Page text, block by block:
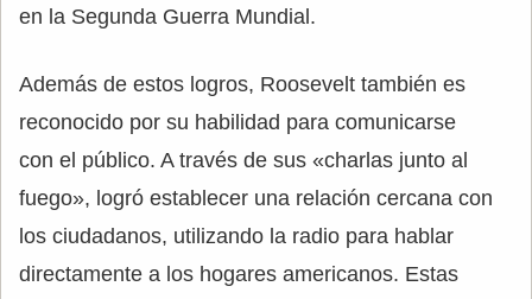
en la Segunda Guerra Mundial.
Además de estos logros, Roosevelt también es
reconocido por su habilidad para comunicarse
con el público. A través de sus «charlas junto al
fuego», logró establecer una relación cercana con
los ciudadanos, utilizando la radio para hablar
directamente a los hogares americanos. Estas